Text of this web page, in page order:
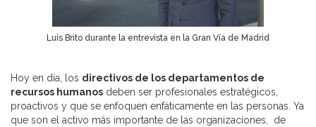
Luis Brito durante la entrevista en la Gran Vía de Madrid
Hoy en día, los directivos de los departamentos de
recursos humanos deben ser profesionales estratégicos,
proactivos y que se enfoquen enfáticamente en las personas. Ya
que son el activo más importante de las organizaciones, de